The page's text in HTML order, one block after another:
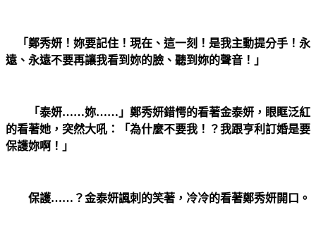
「鄭秀妍！妳要記住！現在、這一刻！是我主動提分手！永
遠、永遠不要再讓我看到妳的臉、聽到妳的聲音！」
「泰妍……妳……」鄭秀妍錯愕的看著金泰妍，眼眶泛紅
的看著她，突然大吼：「為什麼不要我！？我跟亨利訂婚是要
保護妳啊！」
保護……？金泰妍諷刺的笑著，冷冷的看著鄭秀妍開口。